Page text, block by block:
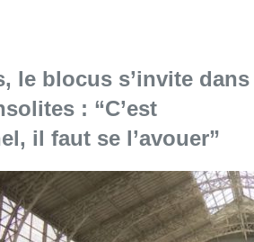
l'article "À Bruxelles, le blocus